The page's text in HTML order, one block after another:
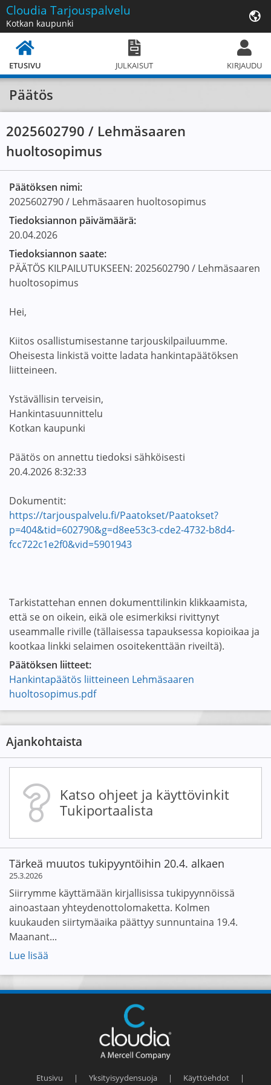
Cloudia Tarjouspalvelu
Kotkan kaupunki
ETUSIVU JULKAISUT KIRJAUDU
Päätös
2025602790 / Lehmäsaaren
huoltosopimus
Päätöksen nimi:
2025602790 / Lehmäsaaren huoltosopimus
Tiedoksiannon päivämäärä:
20.04.2026
Tiedoksiannon saate:
PÄÄTÖS KILPAILUTUKSEEN: 2025602790 / Lehmäsaaren
huoltosopimus
Hei,
Kiitos osallistumisestanne tarjouskilpailuumme.
Oheisesta linkistä voitte ladata hankintapäätöksen
liitteineen.
Ystävällisin terveisin,
Hankintasuunnittelu
Kotkan kaupunki
Päätös on annettu tiedoksi sähköisesti
20.4.2026 8:32:33
Dokumentit:
https://tarjouspalvelu.fi/Paatokset/Paatokset?
p=404&tid=602790&g=d8ee53c3-cde2-4732-b8d4-
fcc722c1e2f0&vid=5901943
Tarkistattehan ennen dokumenttilinkin klikkaamista,
että se on oikein, eikä ole esimerkiksi rivittynyt
useammalle riville (tällaisessa tapauksessa kopioikaa ja
kootkaa linkki selaimen osoitekenttään riveiltä).
Päätöksen liitteet:
Hankintapäätös liitteineen Lehmäsaaren
huoltosopimus.pdf
Ajankohtaista
Katso ohjeet ja käyttövinkit
Tukiportaalista
Tärkeä muutos tukipyyntöihin 20.4. alkaen
25.3.2026
Siirrymme käyttämään kirjallisissa tukipyynnöissä
ainoastaan yhteydenottolomaketta. Kolmen
kuukauden siirtymäaika päättyy sunnuntaina 19.4.
Maanant...
Lue lisää
Etusivu | Yksityisyydensuoja | Käyttöehdot
|